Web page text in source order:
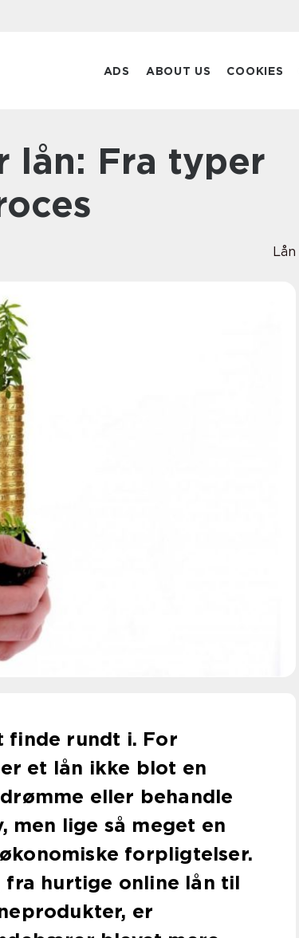
ADS ABOUT US COOKIES
Lån
finde rundt i. For
et lån ikke blot en
eller behandle
men lige så meget en
forpligtelser.
fra hurtige online lån til
er